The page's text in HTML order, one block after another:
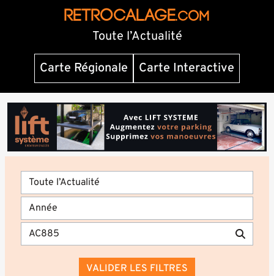
RETROCALAGE.com
Toute l’Actualité
Carte Régionale
Carte Interactive
VALIDER LES FILTRES